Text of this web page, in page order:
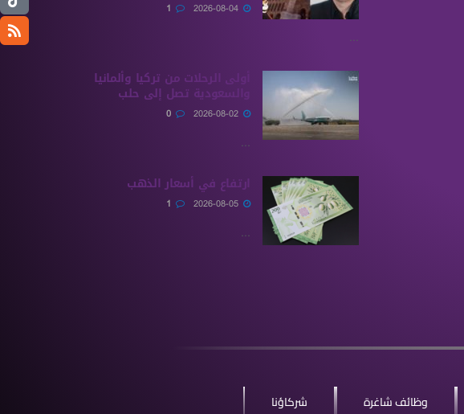
...
أولى الرحلات من ‏تركيا وألمانيا
والسعودية تصل إلى حلب
...
ارتفاع في أسعار الذهب
...
وظائف شاغرة شركاؤنا